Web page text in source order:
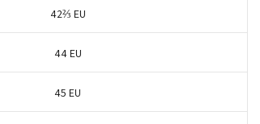
42⅔ EU
44 EU
45 EU